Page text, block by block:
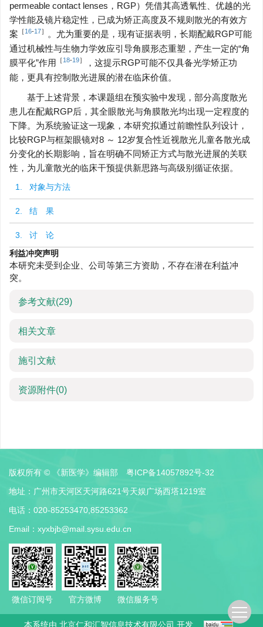
permeable contact lenses，RGP）凭借其高透氧性、优越的光
学性能及镜片稳定性，已成为矫正高度及不规则散光的有效方
案 ［16-17］
。尤为重要的是，现有证据表明，长期配戴RGP可能
通过机械性与生物力学效应引导角膜形态重塑，产生一定的“角
膜平化”作用 ［18-19］
，这提示RGP可能不仅具备光学矫正功
能，更具有控制散光进展的潜在临床价值。
基于上述背景，本课题组在预实验中发现，部分高度散光
患儿在配戴RGP后，其全眼散光与角膜散光均出现一定程度的
下降。为系统验证这一现象，本研究拟通过前瞻性队列设计，
比较RGP与框架眼镜对8 ～ 12岁复合性近视散光儿童各散光成
分变化的长期影响，旨在明确不同矫正方式与散光进展的关联
性，为儿童散光的临床干预提供新思路与高级别循证依据。
1. 对象与方法
2. 结 果
3. 讨 论
利益冲突声明
本研究未受到企业、公司等第三方资助，不存在潜在利益冲
突。
参考文献(29)
相关文章
施引文献
资源附件(0)
版权所有 © 《新医学》编辑部
粤ICP备14057892号-32
地址：广州市天河区天河路621号天娱广场西塔1219室
电话：020-85253470,85253362
Email： xyxbjb@mail.sysu.edu.cn
微信订阅号 官方微博 微信服务号
本系统由 北京仁和汇智信息技术有限公司 开发